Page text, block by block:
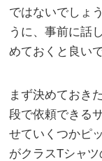
ではないでしょ
うに、事前に話
めておくと良い
まず決めておき
段で依頼できる
せていくつかピ
がクラスTシャ